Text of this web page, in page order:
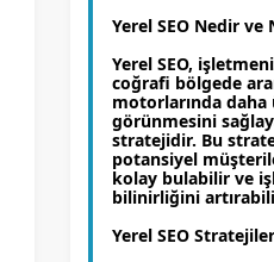
Yerel SEO Nedir ve
Yerel SEO,
coğrafi bölgede
motorlarında daha
görünmesini
stratejidir. Bu
potansiyel
kolay bulabilir ve
bilinirliğini
Yerel SEO